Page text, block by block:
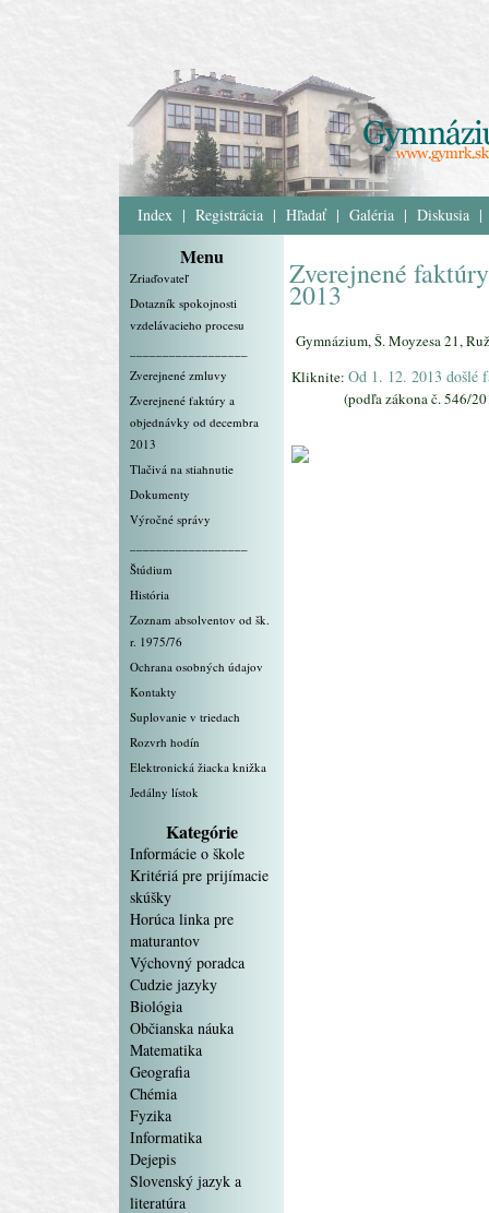
Index | Registrácia | Hľadať | Galéria | Diskusia |
Menu
Zriaďovateľ
Dotazník spokojnosti
vzdelávacieho procesu
Zverejnené zmluvy
Zverejnené faktúry a
objednávky od decembra
2013
Tlačivá na stiahnutie
Dokumenty
Výročné správy
Štúdium
História
Zoznam absolventov od šk.
r. 1975/76
Ochrana osobných údajov
Kontakty
Suplovanie v triedach
Rozvrh hodín
Elektronická žiacka knižka
Jedálny lístok
Kategórie
Informácie o škole
Kritériá pre prijímacie
skúšky
Horúca linka pre
maturantov
Výchovný poradca
Cudzie jazyky
Biológia
Občianska náuka
Matematika
Geografia
Chémia
Fyzika
Informatika
Dejepis
Slovenský jazyk a
literatúra
Zverejnené
2013
Gymnázium, Š. Moyzesa 21,
Kliknite: Od 1. 12. 2013 došlé
(podľa zákona č. 546/